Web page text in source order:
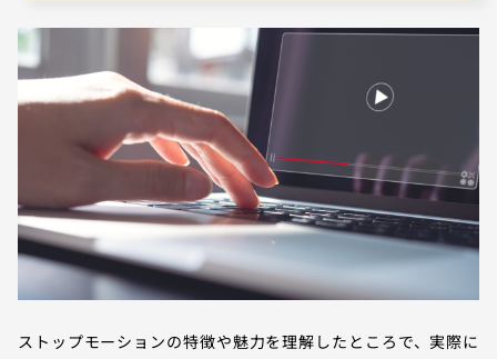
ストップモーションの特徴や魅力を理解したところで、実際に